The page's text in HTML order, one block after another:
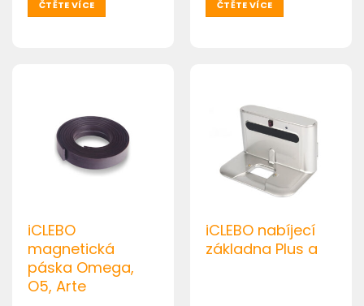
ČTĚTE VÍCE ČTĚTE VÍCE
iCLEBO
magnetická
páska Omega,
O5, Arte
iCLEBO nabíjecí
základna Plus a